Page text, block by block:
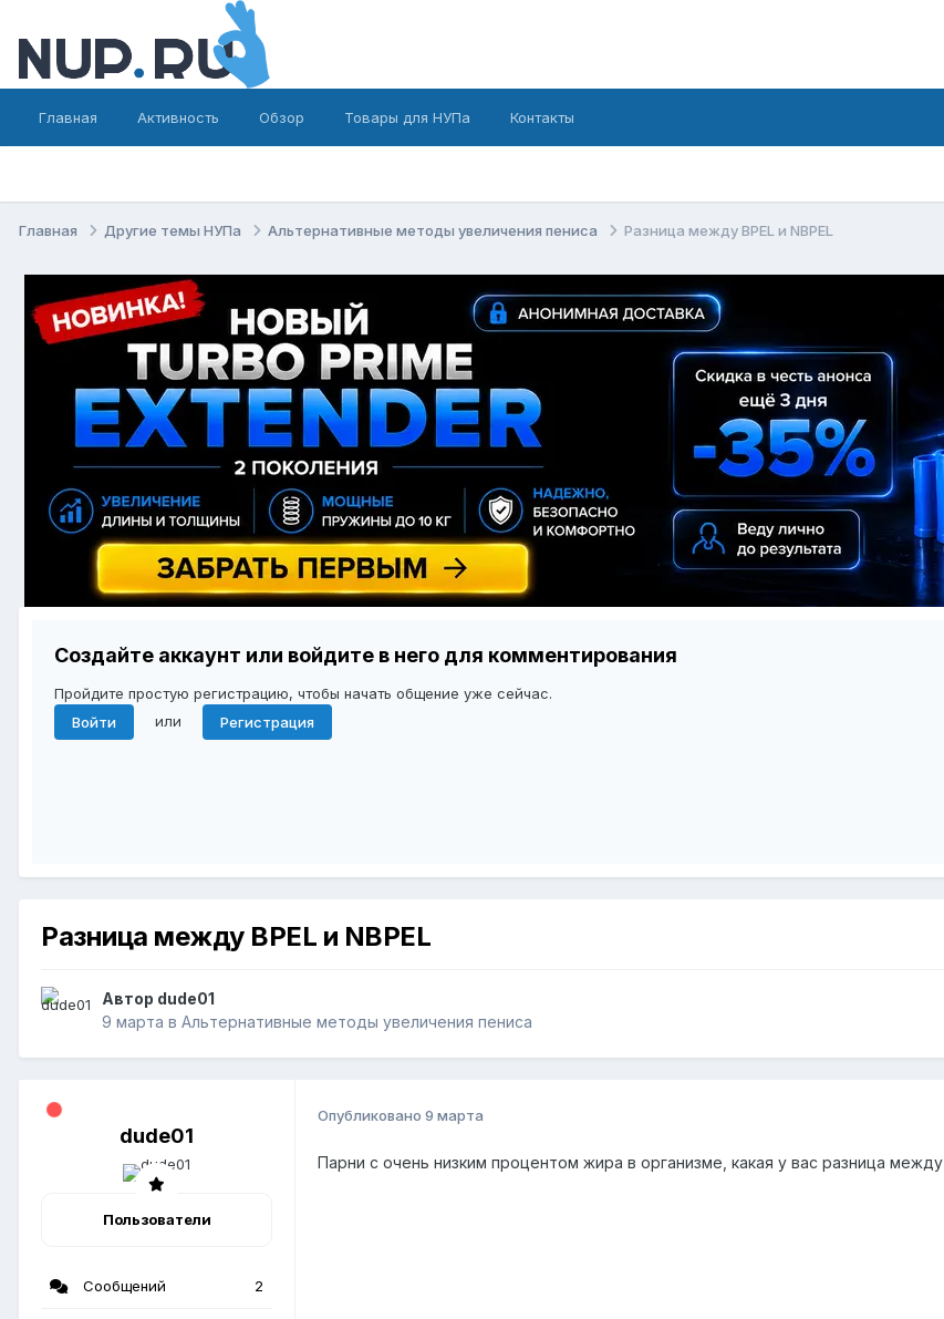
Главная Активность Обзор Товары для НУПа Контакты
Главная Другие темы НУПа Альтернативные методы увеличения пениса Разница между BPEL и NBPEL
Создайте аккаунт или войдите в него для комментирования
Пройдите простую регистрацию, чтобы начать общение уже сейчас.
Войти
или Регистрация
Разница между BPEL и NBPEL
Автор dude01
9 марта в Альтернативные методы увеличения пениса
dude01
Пользователи
Сообщений 2
Опубликовано 9 марта
Парни с очень низким процентом жира в организме, какая у вас разница между